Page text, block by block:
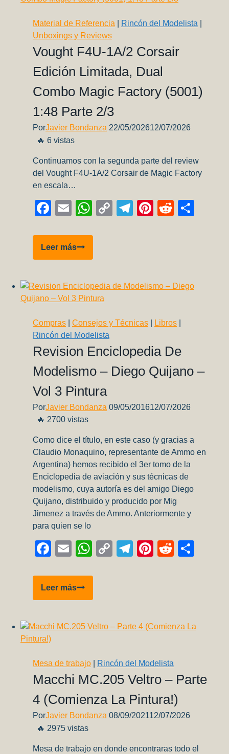
Material de Referencia Rincón del Modelista
Unboxings y Reviews
Vought F4U-1A/2 Corsair
Edición Limitada, Dual
Combo Magic Factory (5001)
1:48 Parte 2/3
PorJavier Bondanza 22/05/202612/07/2026
🔥 6 vistas
Continuamos con la segunda parte del review
del Vought F4U-1A/2 Corsair de Magic Factory
en escala…
Facebook
EmailWhatsApp
CopyTelegram
Pinterest
Reddit
Leer másVought
F4U-
Corsair
Edición
Dual
Combo
Magic
Factory
(5001)
Parte
2/3
Compras Consejos y Técnicas Libros
Rincón del Modelista
Revision Enciclopedia De
Modelismo – Diego Quijano –
Vol 3 Pintura
PorJavier Bondanza 09/05/201612/07/2026
🔥 2700 vistas
Como dice el título, en este caso (y gracias a
Claudio Monaquino, representante de Ammo en
Argentina) hemos recibido el 3er tomo de la
Enciclopedia de aviación y sus técnicas de
modelismo, cuya autoría es del amigo Diego
Quijano, distribuido y producido por Mig
Jimenez a través de Ammo. Anteriormente y
para quien se lo
Facebook
EmailWhatsApp
CopyTelegram
Pinterest
Reddit
Leer másRevision
Enciclopedia
Modelismo
Quijano
–
Vol
3
Pintura
Mesa de trabajo Rincón del Modelista
Macchi MC.205 Veltro – Parte
4 (Comienza La Pintura!)
PorJavier Bondanza 08/09/202112/07/2026
🔥 2975 vistas
Mesa de trabajo en donde encontraras todo el